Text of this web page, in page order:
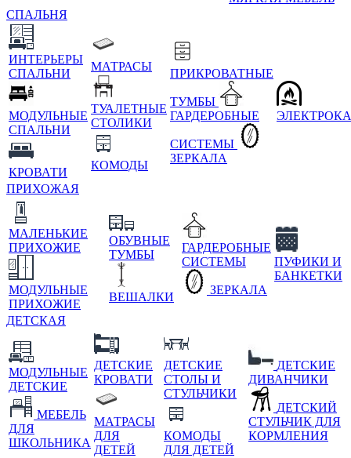
СПАЛЬНЯ
ИНТЕРЬЕРЫ
СПАЛЬНИ
МОДУЛЬНЫЕ
СПАЛЬНИ
КРОВАТИ
МАТРАСЫ
ТУАЛЕТНЫЕ
СТОЛИКИ
КОМОДЫ
ПРИКРОВАТНЫЕ
ТУМБЫ
ГАРДЕРОБНЫЕ
СИСТЕМЫ
ЗЕРКАЛА
ПРИХОЖАЯ
МАЛЕНЬКИЕ
ПРИХОЖИЕ
МОДУЛЬНЫЕ
ПРИХОЖИЕ
ОБУВНЫЕ
ТУМБЫ
ВЕШАЛКИ
ГАРДЕРОБНЫЕ
СИСТЕМЫ
ЗЕРКАЛА
ПУФИКИ И
БАНКЕТКИ
ДЕТСКАЯ
МОДУЛЬНЫЕ
ДЕТСКИЕ
МЕБЕЛЬ
ДЛЯ
ШКОЛЬНИКА
ДЕТСКИЕ
КРОВАТИ
МАТРАСЫ
ДЛЯ
ДЕТЕЙ
ДЕТСКИЕ
СТОЛЫ И
СТУЛЬЧИКИ
КОМОДЫ
ДЛЯ ДЕТЕЙ
ДЕТСКИЕ
ДИВАНЧИКИ
ДЕТСКИЙ
СТУЛЬЧИК ДЛЯ
КОРМЛЕНИЯ